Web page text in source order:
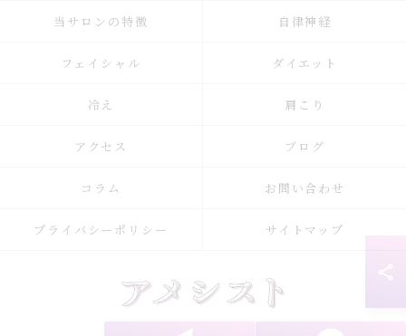
当サロンの特徴 自律神経
フェイシャル ダイエット
冷え 肩こり
アクセス ブログ
コラム お問い合わせ
プライバシーポリシー サイトマップ